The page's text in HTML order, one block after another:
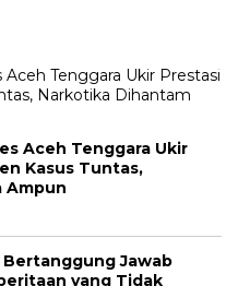
Aceh Tenggara Ukir
Kasus Tuntas,
Ampun
Bertanggung Jawab
yang Tidak